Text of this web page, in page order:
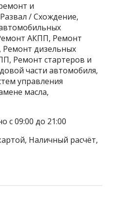
и
/ Схождение,
АКПП, Ремонт
Ремонт дизельных
Ремонт стартеров и
части автомобиля,
управления
масла,
с 09:00 до 21:00
Наличный расчёт,